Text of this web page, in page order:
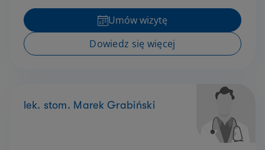
Umów wizytę
Dowiedz się więcej
lek. stom. Marek Grabiński